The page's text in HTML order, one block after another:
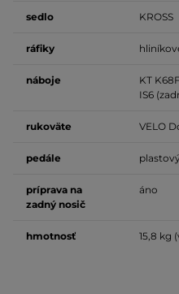
sedlo KROSS
ráfiky
náboje
KT
IS6
rukoväte VELO
pedále
príprava na
zadný nosič
áno
hmotnosť 15,8 kg